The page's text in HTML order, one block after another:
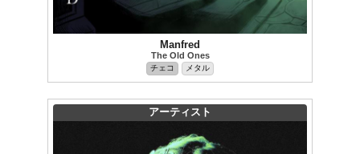
Manfred
The Old Ones
チェコ メタル
アーティスト